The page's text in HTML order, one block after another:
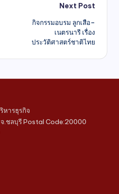
Next Post
กิจกรรมอบรม ลูกเสือ–
เนตรนารี เรื่อง
ประวัติศาสตร์ชาติไทย
หารธุรกิจ
.ชลบุรี Postal Code:20000